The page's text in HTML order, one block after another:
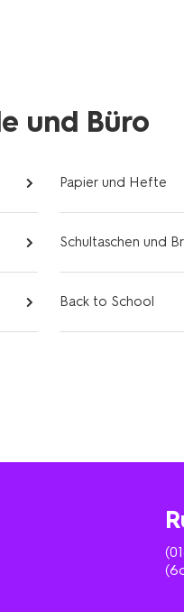
und Büro
Papier und Hefte
Schultaschen und
Back to School